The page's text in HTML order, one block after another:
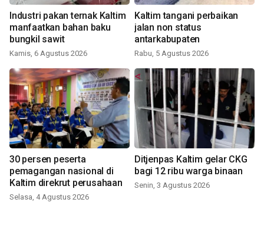
Industri pakan ternak Kaltim
manfaatkan bahan baku
bungkil sawit
Kamis, 6 Agustus 2026
Kaltim tangani perbaikan
jalan non status
antarkabupaten
Rabu, 5 Agustus 2026
30 persen peserta
pemagangan nasional di
Kaltim direkrut perusahaan
Selasa, 4 Agustus 2026
Ditjenpas Kaltim gelar CKG
bagi 12 ribu warga binaan
Senin, 3 Agustus 2026